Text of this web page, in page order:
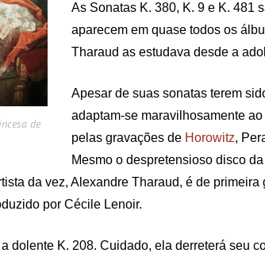
de
As Sonatas K. 380, K. 9 e K. 481
aparecem em quase todos os
Tharaud as estudava desde a
Apesar de suas sonatas terem
adaptam-se maravilhosamente
pelas gravações de Horowitz,
Mesmo o despretensioso disco
da vez, Alexandre Tharaud, é de
por Cécile Lenoir.
dolente K. 208. Cuidado, ela derreterá seu